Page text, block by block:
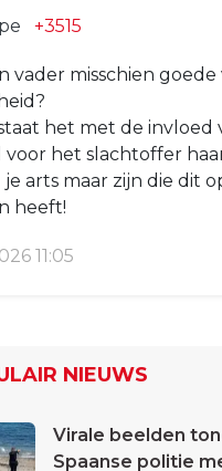
+3515
vader misschien goede
het met de invloed
voor het slachtoffer
je arts maar zijn die dit
heeft!
11:05
NIEUWS
Virale beelden
Spaanse politie